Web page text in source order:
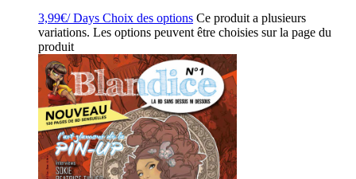
3,99€/ Days Choix des options Ce produit a plusieurs
variations. Les options peuvent être choisies sur la page du
produit